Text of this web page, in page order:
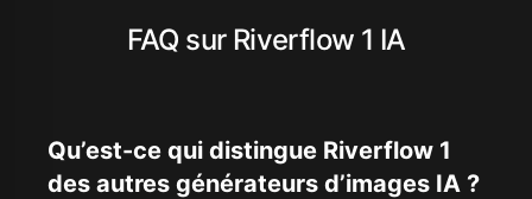
FAQ sur Riverflow 1 IA
Qu’est-ce qui distingue Riverflow 1
des autres générateurs d’images IA ?